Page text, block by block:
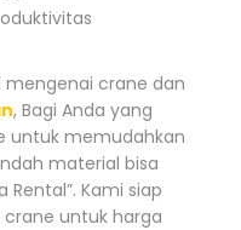
crane dan
, Bagi Anda yang
untuk memudahkan
material bisa
Kami siap
untuk harga